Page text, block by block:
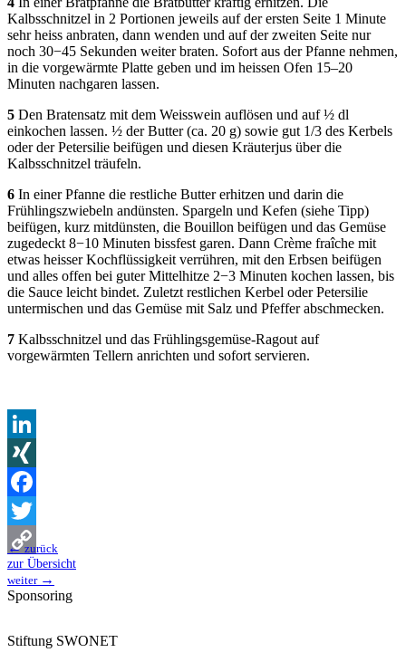
Kalbsschnitzel in 2 Portionen jeweils auf der ersten Seite 1 Minute
sehr heiss anbraten, dann wenden und auf der zweiten Seite nur
noch 30−45 Sekunden weiter braten. Sofort aus der Pfanne nehmen,
in die vorgewärmte Platte geben und im heissen Ofen 15–20
Minuten nachgaren lassen.
5 Den Bratensatz mit dem Weisswein auflösen und auf ½ dl
einkochen lassen. ½ der Butter (ca. 20 g) sowie gut 1/3 des Kerbels
oder der Petersilie beifügen und diesen Kräuterjus über die
Kalbsschnitzel träufeln.
6 In einer Pfanne die restliche Butter erhitzen und darin die
Frühlingszwiebeln andünsten. Spargeln und Kefen (siehe Tipp)
beifügen, kurz mitdünsten, die Bouillon beifügen und das Gemüse
zugedeckt 8−10 Minuten bissfest garen. Dann Crème fraîche mit
etwas heisser Kochflüssigkeit verrühren, mit den Erbsen beifügen
und alles offen bei guter Mittelhitze 2−3 Minuten kochen lassen, bis
die Sauce leicht bindet. Zuletzt restlichen Kerbel oder Petersilie
untermischen und das Gemüse mit Salz und Pfeffer abschmecken.
7 Kalbsschnitzel und das Frühlingsgemüse-Ragout auf
vorgewärmten Tellern anrichten und sofort servieren.
LinkedIn
XING
Facebook
Twitter
Copy
Link
←zurück
zur Übersicht
weiter →
Sponsoring
Stiftung SWONET